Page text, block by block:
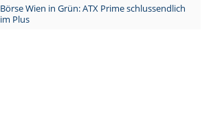
Börse Wien in Grün: ATX Prime schlussendlich
im Plus